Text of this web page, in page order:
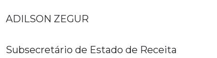
ADILSON ZEGUR
Subsecretário de Estado de Receita